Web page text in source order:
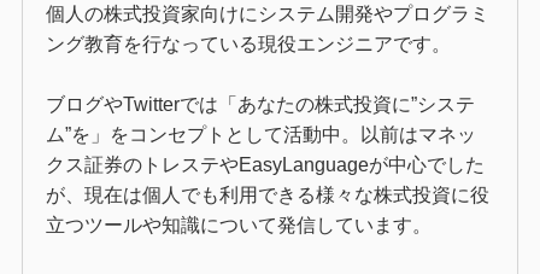
個人の株式投資家向けにシステム開発やプログラミ
ング教育を行なっている現役エンジニアです。
ブログやTwitterでは「あなたの株式投資に”システ
ム”を」をコンセプトとして活動中。以前はマネッ
クス証券のトレステやEasyLanguageが中心でした
が、現在は個人でも利用できる様々な株式投資に役
立つツールや知識について発信しています。